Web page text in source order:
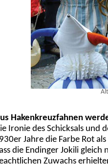
Hakenkreuzfahnen
Ironie des Schicksals und
Jahre die Farbe Rot
die Endinger Jokili
Zuwachs